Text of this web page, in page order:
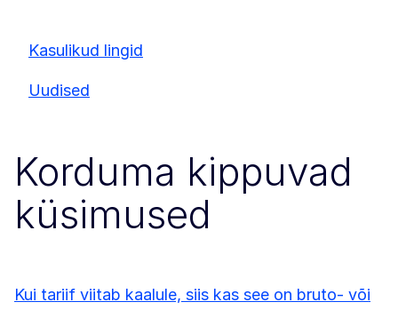
Kasulikud lingid
Uudised
Korduma kippuvad
küsimused
Kui tariif viitab kaalule, siis kas see on bruto- või